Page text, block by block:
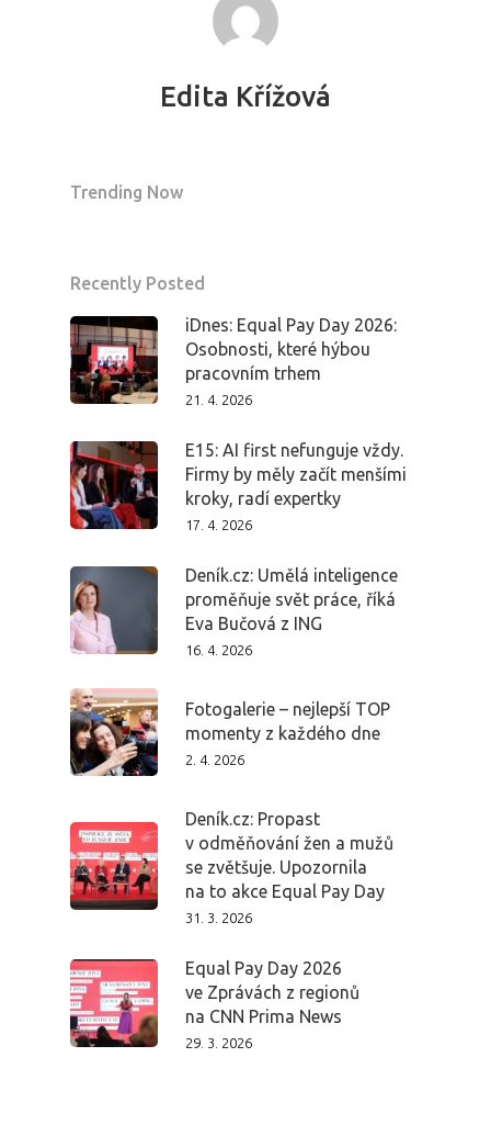
Edita Křížová
Trending Now
Recently Posted
iDnes: Equal Pay Day 2026:
Osobnosti, které hýbou
pracovním trhem
21. 4. 2026
E15: AI first nefunguje vždy.
Firmy by měly začít menšími
kroky, radí expertky
17. 4. 2026
Deník.cz: Umělá inteligence
proměňuje svět práce, říká
Eva Bučová z ING
16. 4. 2026
Fotogalerie – nejlepší TOP
momenty z každého dne
2. 4. 2026
Deník.cz: Propast
v odměňování žen a mužů
se zvětšuje. Upozornila
na to akce Equal Pay Day
31. 3. 2026
Equal Pay Day 2026
ve Zprávách z regionů
na CNN Prima News
29. 3. 2026